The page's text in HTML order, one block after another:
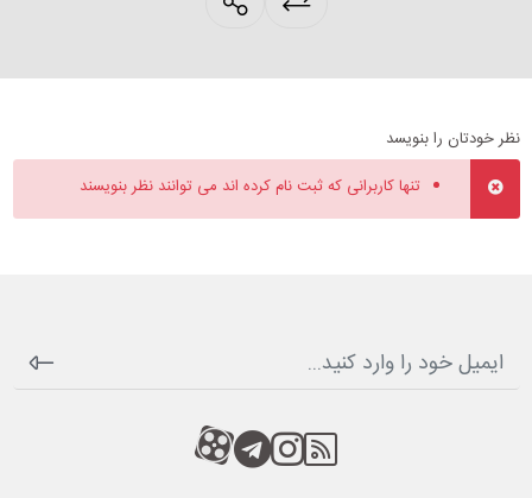
نظر خودتان را بنویسد
تنها کاربرانی که ثبت نام کرده اند می توانند نظر بنویسند
RSS
کانال آپارات
کانال تلگرام
کانال آپارات